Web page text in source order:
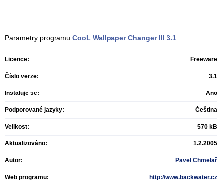
Parametry programu CooL Wallpaper Changer III 3.1
Licence: Freeware
Číslo verze: 3.1
Instaluje se: Ano
Podporované jazyky: Čeština
Velikost: 570 kB
Aktualizováno: 1.2.2005
Autor: Pavel Chmelař
Web programu: http://www.backwater.cz